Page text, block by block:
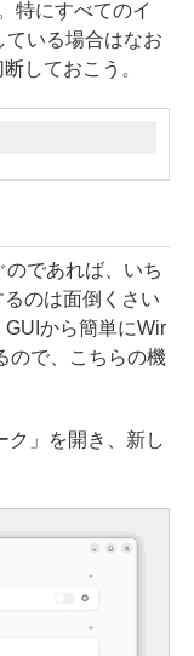
特にすべてのイ
ている場合はなお
しておこう。
であれば、いち
のは面倒くさい
から簡単にWir
ので、こちらの機
」を開き、新し